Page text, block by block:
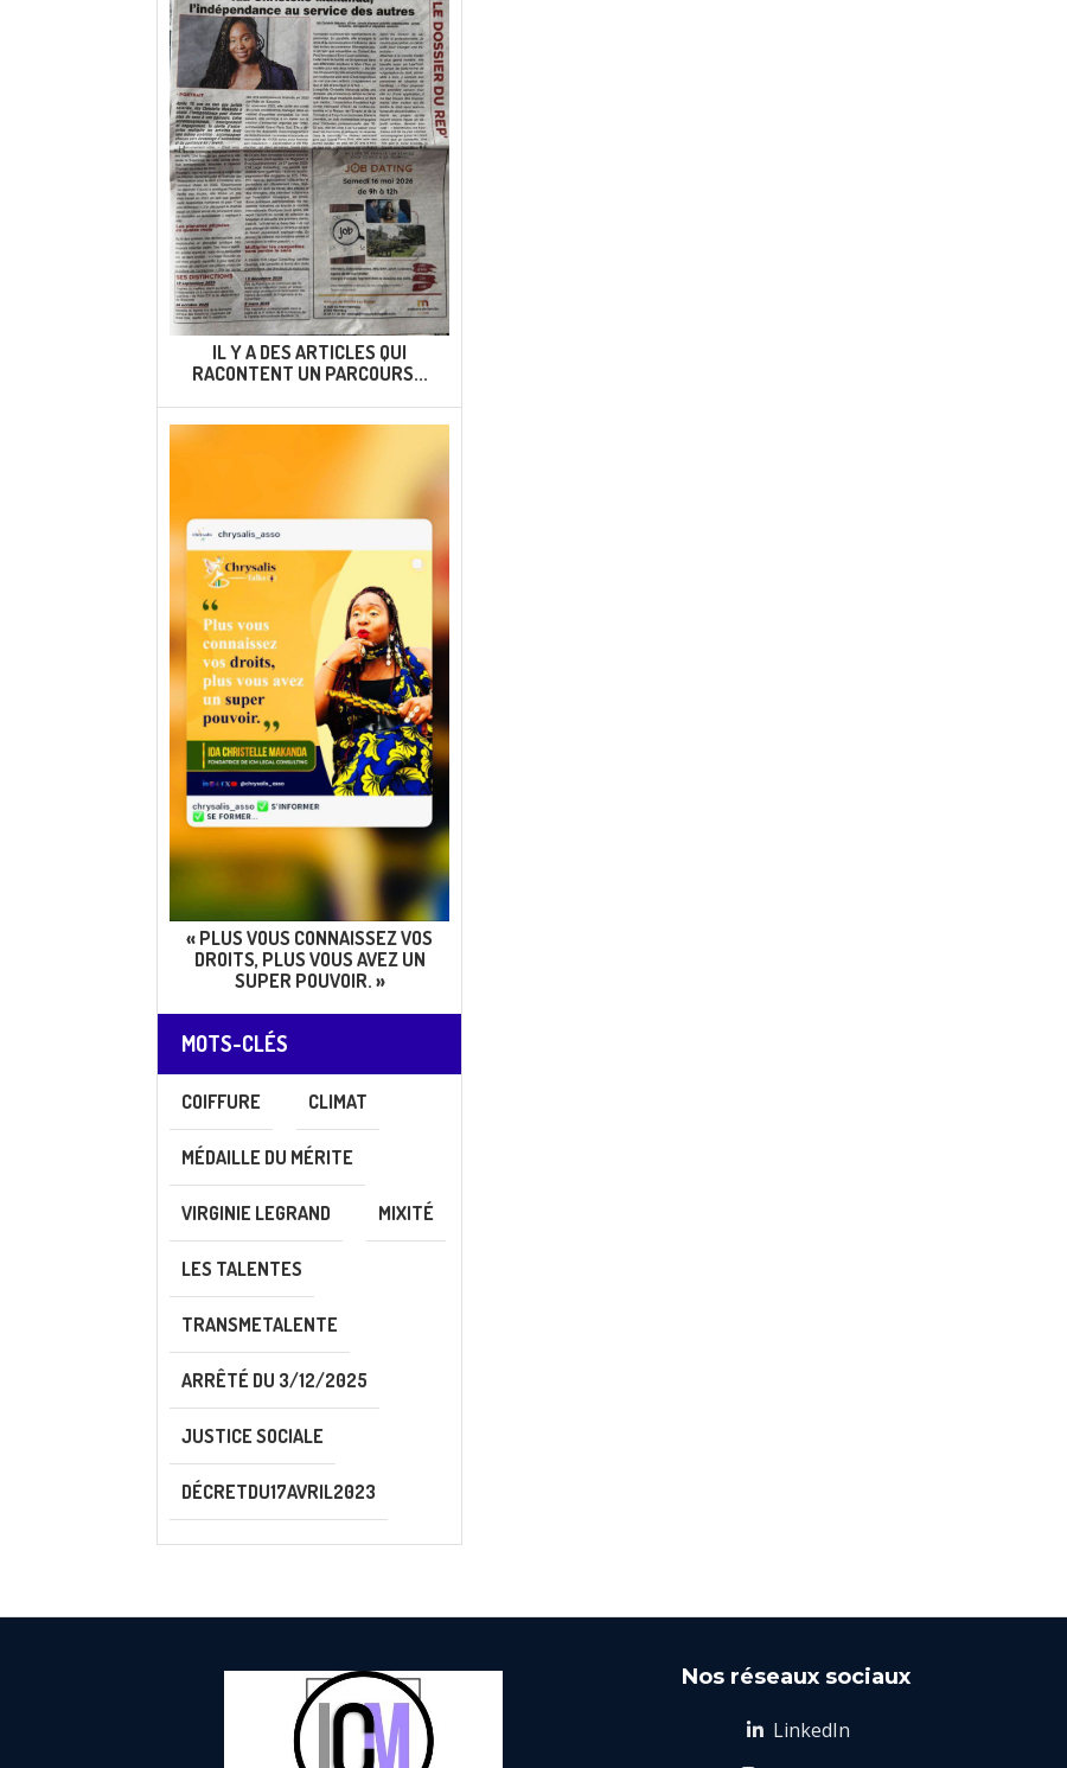
IL Y A DES ARTICLES QUI
RACONTENT UN PARCOURS...
« PLUS VOUS CONNAISSEZ VOS
DROITS, PLUS VOUS AVEZ UN
SUPER POUVOIR. »
MOTS-CLÉS
COIFFURE CLIMAT
MÉDAILLE DU MÉRITE
VIRGINIE LEGRAND MIXITÉ
LES TALENTES
TRANSMETALENTE
ARRÊTÉ DU 3/12/2025
JUSTICE SOCIALE
DÉCRETDU17AVRIL2023
Nos réseaux sociaux
 LinkedIn